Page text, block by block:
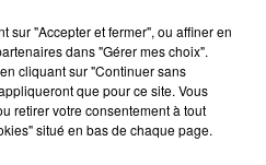
sur "Accepter et fermer", ou affiner en
dans "Gérer mes choix".
cliquant sur "Continuer sans
que pour ce site. Vous
retirer votre consentement à tout
situé en bas de chaque page.